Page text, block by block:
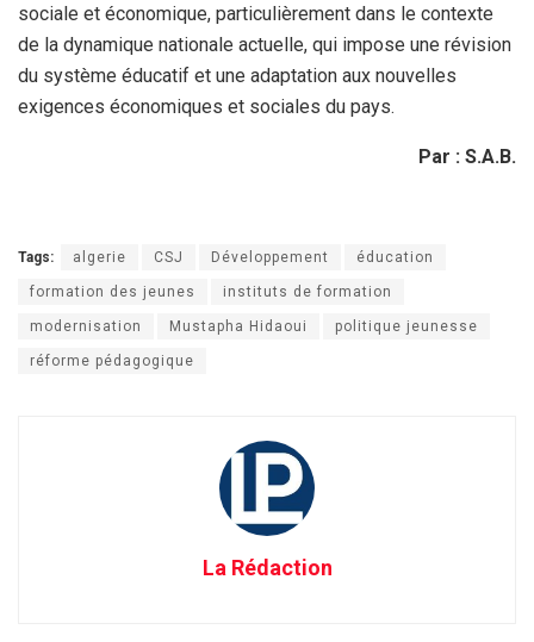
sociale et économique, particulièrement dans le contexte
de la dynamique nationale actuelle, qui impose une révision
du système éducatif et une adaptation aux nouvelles
exigences économiques et sociales du pays.
Par : S.A.B.
Tags: algerie CSJ Développement éducation
formation des jeunes instituts de formation
modernisation Mustapha Hidaoui politique jeunesse
réforme pédagogique
La Rédaction